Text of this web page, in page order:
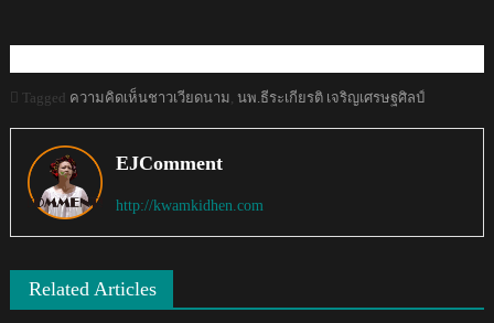
Tagged ความคิดเห็นชาวเวียดนาม นพ.ธีระเกียรติ เจริญเศรษฐศิลป์
EJComment
http://kwamkidhen.com
Related Articles